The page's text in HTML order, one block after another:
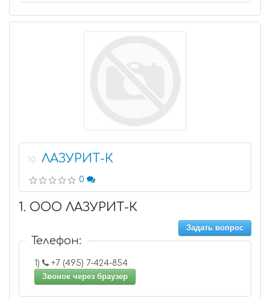
10 ЛАЗУРИТ-К
0
1. ООО ЛАЗУРИТ-К
Задать вопрос
Телефон:
1)
+7 (495) 7-424-854
Звонок через браузер